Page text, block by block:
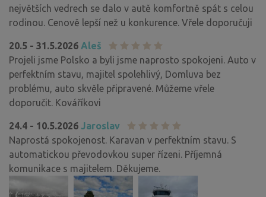
největších vedrech se dalo v autě komfortně spát s celou
rodinou. Cenově lepší než u konkurence. Vřele doporučuji
20.5 - 31.5.2026 Aleš
Projeli jsme Polsko a byli jsme naprosto spokojeni. Auto v
perfektním stavu, majitel spolehlivý, Domluva bez
problému, auto skvěle připravené. Můžeme vřele
doporučit. Kováříkovi
24.4 - 10.5.2026 Jaroslav
Naprostá spokojenost. Karavan v perfektním stavu. S
automatickou převodovkou super řízeni. Příjemná
komunikace s majitelem. Děkujeme.